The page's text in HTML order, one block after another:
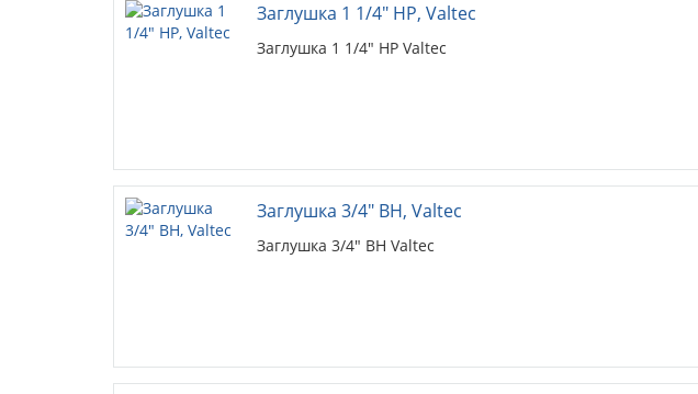
Заглушка 1 1/4" НР, Valtec
Заглушка 1 1/4" НР Valtec
Заглушка 3/4" ВН, Valtec
Заглушка 3/4" ВН Valtec